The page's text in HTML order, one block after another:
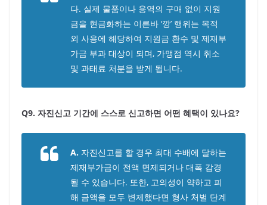
다. 실제 물품이나 용역의 구매 없이 지원
금을 현금화하는 이른바 ‘깡’ 행위는 목적
외 사용에 해당하여 지원금 환수 및 제재부
가금 부과 대상이 되며, 가맹점 역시 취소
및 과태료 처분을 받게 됩니다.
Q9. 자진신고 기간에 스스로 신고하면 어떤 혜택이 있나요?
A. 자진신고를 할 경우 최대 수배에 달하는
제재부가금이 전액 면제되거나 대폭 감경
될 수 있습니다. 또한, 고의성이 약하고 피
해 금액을 모두 변제했다면 형사 처벌 단계